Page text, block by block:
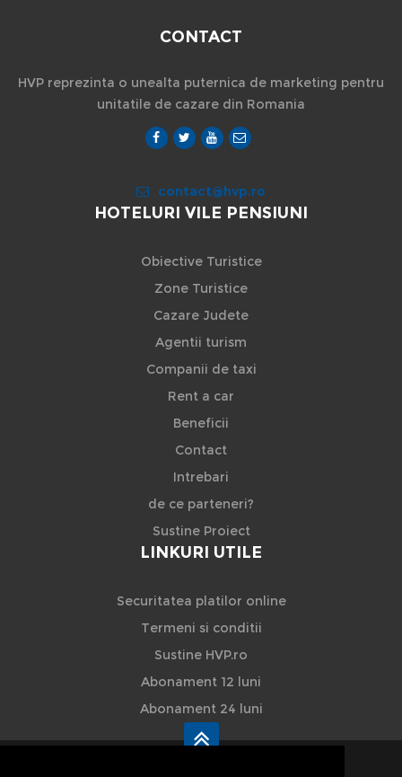
CONTACT
HVP reprezinta o unealta puternica de marketing pentru
unitatile de cazare din Romania
contact@hvp.ro
HOTELURI VILE PENSIUNI
Obiective Turistice
Zone Turistice
Cazare Judete
Agentii turism
Companii de taxi
Rent a car
Beneficii
Contact
Intrebari
de ce parteneri?
Sustine Proiect
LINKURI UTILE
Securitatea platilor online
Termeni si conditii
Sustine HVP.ro
Abonament 12 luni
Abonament 24 luni